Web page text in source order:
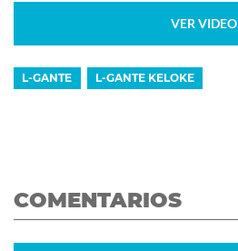
VER VIDEO
L-GANTE L-GANTE KELOKE
COMENTARIOS